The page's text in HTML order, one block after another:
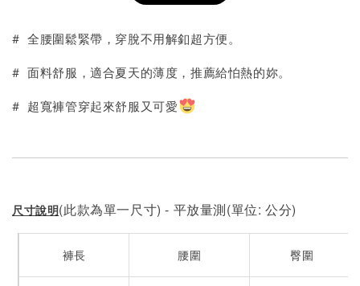
# 全腰圍鬆緊帶，穿脫不用解釦超方便。
# 面料舒服，適合夏天的薄度，推薦給怕熱的妳。
# 超寬褲管穿起來舒服又可愛
尺寸說明(此款為單一尺寸) - 平放量測(單位: 公分)
褲長 腰圍 臀圍